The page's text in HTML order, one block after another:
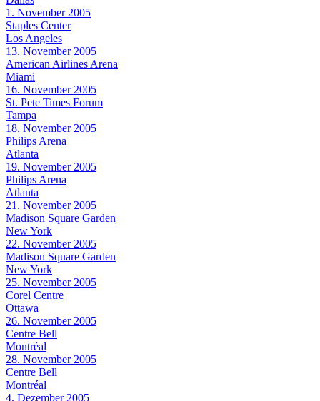
1. November 2005
Staples Center
Los Angeles
13. November 2005
American Airlines Arena
Miami
16. November 2005
St. Pete Times Forum
Tampa
18. November 2005
Philips Arena
Atlanta
19. November 2005
Philips Arena
Atlanta
21. November 2005
Madison Square Garden
New York
22. November 2005
Madison Square Garden
New York
25. November 2005
Corel Centre
Ottawa
26. November 2005
Centre Bell
Montréal
28. November 2005
Centre Bell
Montréal
4. Dezember 2005